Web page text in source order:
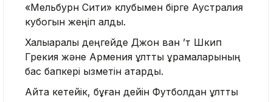
«Мельбурн Сити» клубымен бірге Аустралия
кубогын жеңіп алды.
Халықаралық деңгейде Джон ван ’т Шкип
Грекия және Армения ұлттық құрамаларының
бас бапкері қызметін атқарды.
Айта кетейік, бұған дейін Футболдан ұлттық